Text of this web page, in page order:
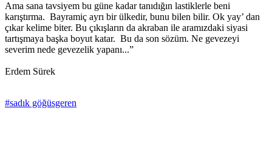
Ama sana tavsiyem bu güne kadar tanıdığın lastiklerle beni
karıştırma. Bayramiç ayrı bir ülkedir, bunu bilen bilir. Ok yay’ dan
çıkar kelime biter. Bu çıkışların da akraban ile aramızdaki siyasi
tartışmaya başka boyut katar. Bu da son sözüm. Ne gevezeyi
severim nede gevezelik yapanı...”
Erdem Sürek
#sadık göğüsgeren